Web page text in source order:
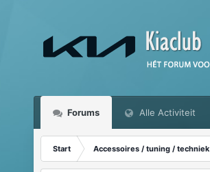
Forums Alle Activiteit
Start Accessoires / tuning / techniek